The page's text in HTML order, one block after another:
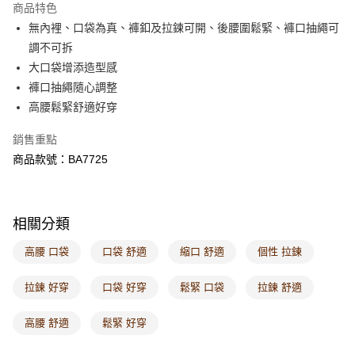
付款後萊爾富取貨
每筆NT$60，滿NT$1,000(含以上)免運費
7-11取貨付款
每筆NT$60，滿NT$1,000(含以上)免運費
每筆NT$60，滿NT$1,000(含以上)免運費
付款後門市自取
每筆NT$60，滿NT$1,000(含以上)免運費
商品特色
無內裡、口袋為真、褲釦及拉鍊可開、後腰圍鬆緊、褲口抽繩可
調不可拆
大口袋增添造型感
褲口抽繩隨心調整
高腰鬆緊舒適好穿
銷售重點
商品款號：BA7725
相關分類
高腰 口袋 口袋 舒適 縮口 舒適 個性 拉鍊
拉鍊 好穿 口袋 好穿 鬆緊 口袋 拉鍊 舒適
高腰 舒適 鬆緊 好穿